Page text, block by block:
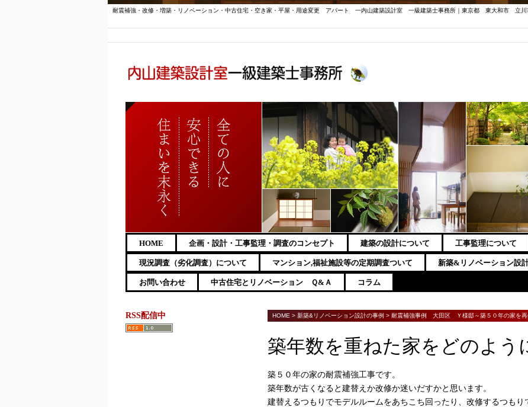
耐震補強・改修・増築・リノベーション・中古住宅・空き家・平屋・用途変更 アパート 一内山建築設計室 一級建築士事務所｜東京都 東大和
HOME 企画・設計・工事監理・調査のコンセプト 建築の設計について 工事監理について
現況調査（劣化調査）について マンション,福祉施設等の定期調査ついて 新築&リノベーション設
お問い合わせ 中古住宅とリノベーション Ｑ&Ａ コラム
RSS配信中 HOME > 新築&リノベーション設計の事例 > 耐震補強事例 大田区 Ｙ様邸～築５０年の家を再
築年数を重ねた家をどのよう
築５０年の家の耐震補強工事です。
築年数が古くなると建替えか改修か迷いだすかと思います。
建替えるつもりでモデルルームをあちこち回ったり、改修するつも